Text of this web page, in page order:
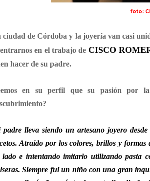
foto:
ciudad de Córdoba y la joyería van casi
en el trabajo de CISCO
hacer de su padre.
en su perfil que su pasión por
padre lleva siendo un artesano joyero
Atraído por los colores, brillos y
lado e intentando imitarlo utilizando pasta
Siempre fui un niño con una gran